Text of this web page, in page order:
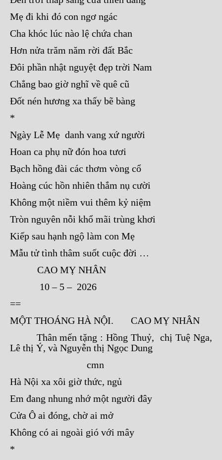
Mẹ đi khi đó con ngơ ngác
Cha khóc lúc nào lệ chứa chan
Hơn nửa trăm năm rời đất Bắc
Đôi phần nhật nguyệt đẹp trời Nam
Chẳng bao giờ nghĩ về quê cũ
Đốt nén hương xa thấy bẽ bàng
*
Ngày Lễ Mẹ danh vang xứ người
Hoan ca phụ nữ đón hoa tươi
Bạch hồng đài các thơm vòng cổ
Hoàng cúc hồn nhiên thắm nụ cười
Không một niềm vui thêm kỷ niệm
Tròn nguyên nỗi khổ mãi trùng khơi
Kiếp sau hạnh ngộ làm con Mẹ
Mẫu tử tình thâm suốt cuộc đời …
CAO MỴ NHÂN
10 – 5 – 2026
==
MỘT THOÁNG HÀ NỘI. CAO MỴ NHÂN
Thân mến tặng : Hồng Thuỷ, chị Tuệ Nga,
Lê thị Ý, và Nguyễn thị Ngọc Dung
cmn
Hà Nội xa xôi giờ thức, ngủ
Em đang nhung nhớ một người đây
Cửa Ô ai đóng, chờ ai mở
Không có ai ngoài gió với mây
*